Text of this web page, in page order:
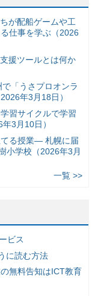
が配船ゲームや工
仕事を学ぶ（2026
援ツールとは何か
「うさプロオンラ
年3月18日）
習サイクルで学習
3月10日）
る授業— 札幌に届
小学校（2026年3月
一覧 >>
ビス
に読む方法
無料告知はICT教育